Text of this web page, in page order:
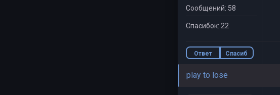
Сообщений: 58
Спасибок: 22
Ответ
Спасиб
play to lose